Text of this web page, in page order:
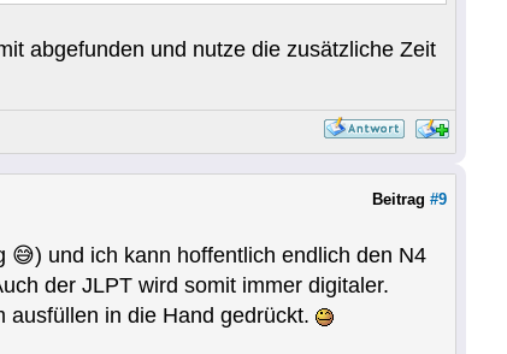
abgefunden und nutze die zusätzliche Zeit
Beitrag #9
und ich kann hoffentlich endlich den N4
der JLPT wird somit immer digitaler.
ausfüllen in die Hand gedrückt.